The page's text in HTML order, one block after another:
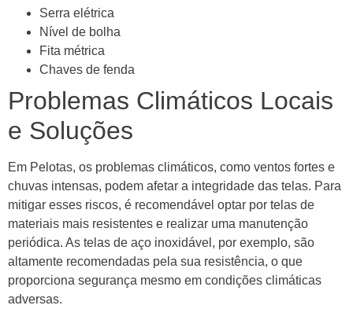
Serra elétrica
Nível de bolha
Fita métrica
Chaves de fenda
Problemas Climáticos Locais
e Soluções
Em Pelotas, os problemas climáticos, como ventos fortes e
chuvas intensas, podem afetar a integridade das telas. Para
mitigar esses riscos, é recomendável optar por telas de
materiais mais resistentes e realizar uma manutenção
periódica. As telas de aço inoxidável, por exemplo, são
altamente recomendadas pela sua resistência, o que
proporciona segurança mesmo em condições climáticas
adversas.